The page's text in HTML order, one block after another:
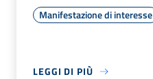
Manifestazione di interesse
LEGGI DI PIÙ